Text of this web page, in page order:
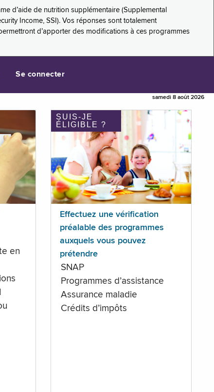
d’aide de nutrition supplémentaire (Supplemental
Income, SSI). Vos réponses sont totalement
d’apporter des modifications à ces programmes
Se connecter
samedi 8 août 2026
en
SUIS-JE
ÉLIGIBLE ?
Effectuez une vérification
préalable des programmes
auxquels vous pouvez
prétendre
SNAP
Programmes d’assistance
Assurance maladie
Crédits d’impôts